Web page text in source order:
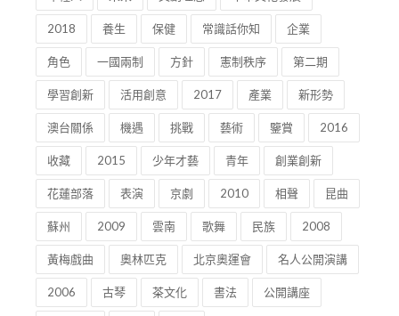
2018 養生 保健 常識話你知 企業
角色 一國兩制 方針 憲制秩序 第二期
學習創新 活用創意 2017 產業 新形勢
澳台關係 機遇 挑戰 藝術 鑒賞 2016
收藏 2015 少年才藝 青年 創業創新
花蓮部落 表演 京劇 2010 相聲 昆曲
蘇州 2009 雲南 歌舞 民族 2008
黃梅戲曲 奧林匹克 北京奧運會 名人公開演講
2006 古琴 茶文化 書法 公開講座